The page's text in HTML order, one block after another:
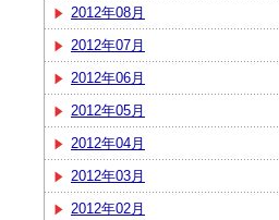
2012年08月
2012年07月
2012年06月
2012年05月
2012年04月
2012年03月
2012年02月